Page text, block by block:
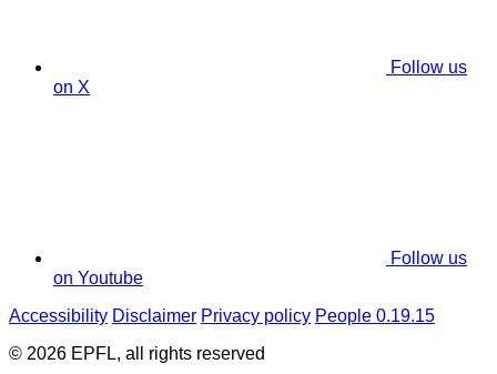
Follow us
on X
Follow us
on Youtube
Accessibility Disclaimer Privacy policy People 0.19.15
© 2026 EPFL, all rights reserved